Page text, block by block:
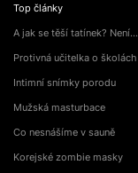
Top články
A jak se těší tatínek? Není…
Protivná učitelka o školách
Intimní snímky porodu
Mužská masturbace
Co nesnášíme v sauně
Korejské zombie masky